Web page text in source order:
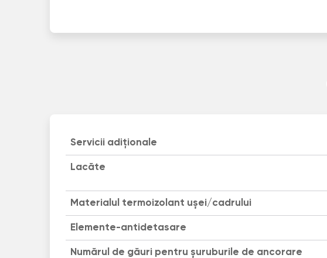
Servicii adiționale
Lacăte
Materialul termoizolant uşei/cadrului
Elemente-antidetasare
Numărul de găuri pentru șuruburile de ancorare